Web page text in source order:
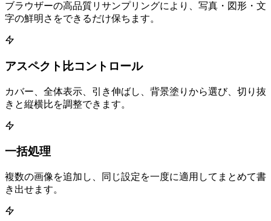
ブラウザーの高品質リサンプリングにより、写真・図形・文
字の鮮明さをできるだけ保ちます。
アスペクト比コントロール
カバー、全体表示、引き伸ばし、背景塗りから選び、切り抜
きと縦横比を調整できます。
一括処理
複数の画像を追加し、同じ設定を一度に適用してまとめて書
き出せます。